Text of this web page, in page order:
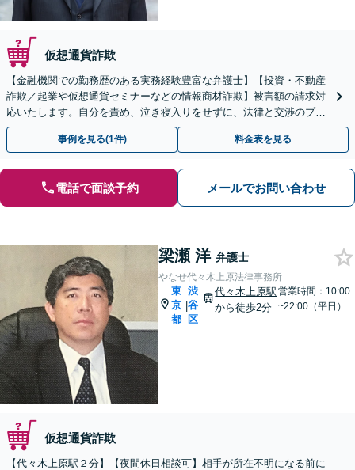
仮想通貨詐欺
【金融機関での勤務歴のある実務経験豊富な弁護士】【投資・不動産
詐欺／起業や仮想通貨セミナーなどの情報商材詐欺】被害額の請求対
応いたします。自分を責め、泣き寝入りをせずに、法律と交渉のプロ
にまずはご相談ください。【表参道駅から徒歩3分】
事例を見る(1件) 料金表を見る
電話で面談予約 メールでお問い合わせ
梁瀬 洋 弁護士
やなせ代々木上原法律事務所
東
京
都
|
渋
谷
区
代々木上原駅
から徒歩2分
営業時間：10:00
~22:00（平日）
仮想通貨詐欺
【代々木上原駅２分】【夜間休日相談可】相手が所在不明になる前に